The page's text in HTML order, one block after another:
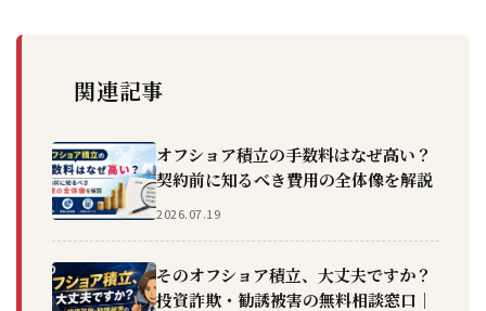
関連記事
オフショア積立の手数料はなぜ高い？
契約前に知るべき費用の全体像を解説
2026.07.19
そのオフショア積立、大丈夫ですか？
投資詐欺・勧誘被害の無料相談窓口｜